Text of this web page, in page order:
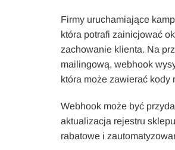
Firmy uruchamiające
która potrafi zainicjować
zachowanie klienta. Na
mailingową, webhook
która może zawierać kody
Webhook może być
aktualizacja rejestru
rabatowe i